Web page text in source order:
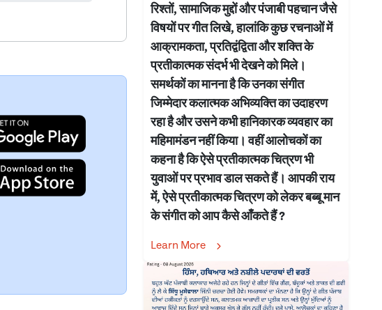
रिश्तों, सामाजिक मुद्दों और पंजाबी पहचान जैसे
विषयों पर गीत लिखे, हालांकि कुछ रचनाओं में
आक्रामकता, प्रतिद्वंद्विता और शक्ति के
प्रतीकात्मक संदर्भ भी देखने को मिले।
समर्थकों का मानना है कि उनका संगीत
जिम्मेदार कलात्मक अभिव्यक्ति का उदाहरण
रहा है और उसने कभी हानिकारक व्यवहार का
महिमामंडन नहीं किया। वहीं आलोचकों का
कहना है कि ऐसे प्रतीकात्मक चित्रण भी
युवाओं पर प्रभाव डाल सकते हैं। आपकी राय
में, ऐसे प्रतीकात्मक चित्रण को लेकर बब्बू मान
के संगीत को आप कैसे आँकते हैं ?
Learn More